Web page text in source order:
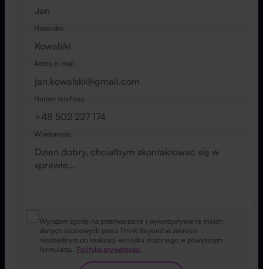
Nazwisko
Adres e-mail
Numer telefonu
Wiadomość
Wyrażam zgodę na przetwarzanie i wykorzystywanie moich
danych osobowych przez Think Beyond w zakresie
niezbędnym do realizacji wniosku złożonego w powyższym
formularzu. Polityka prywatności.